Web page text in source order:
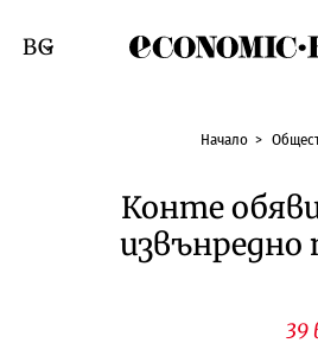
Смяна на език
Начало
Конте
извънредно
39